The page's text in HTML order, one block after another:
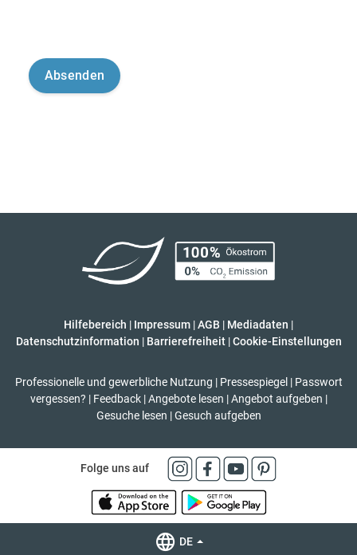
Hilfebereich | Impressum |AGB | Mediadaten |
Datenschutzinformation | Barrierefreiheit | Cookie-Einstellungen
Professionelle und gewerbliche Nutzung | Pressespiegel | Passwort
vergessen? | Feedback | Angebote lesen | Angebot aufgeben |
Gesuche lesen | Gesuch aufgeben
Folge uns auf
DE